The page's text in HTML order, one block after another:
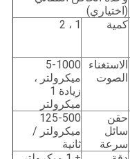
(اختياري)
كمية 1 ، 2
الاستغناء
الصوت
5-1000
ميكرولتر ،
زيادة 1
ميكرولتر
حقن
سائل
سرعة
125-500
ميكرولتر /
ثانية